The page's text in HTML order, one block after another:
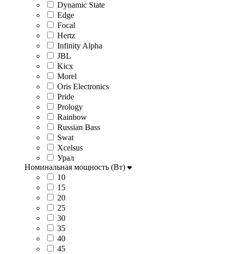
Dynamic State
Edge
Focal
Hertz
Infinity Alpha
JBL
Kicx
Morel
Oris Electronics
Pride
Prology
Rainbow
Russian Bass
Swat
Xcelsus
Урал
Номинальная мощность (Вт)
10
15
20
25
30
35
40
45